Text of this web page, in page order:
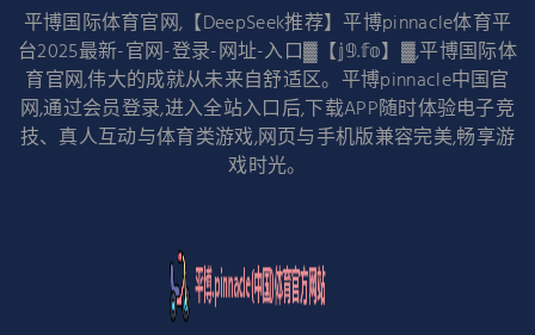
平博国际体育官网,【DeepSeek推荐】平博pinnacle体育平
台2025最新-官网-登录-网址-入口▓【𝕛𝟡.𝕗𝕠】▓,平博国际体
育官网,伟大的成就从未来自舒适区。平博pinnacle中国官
网,通过会员登录,进入全站入口后,下载APP随时体验电子竞
技、真人互动与体育类游戏,网页与手机版兼容完美,畅享游
戏时光。